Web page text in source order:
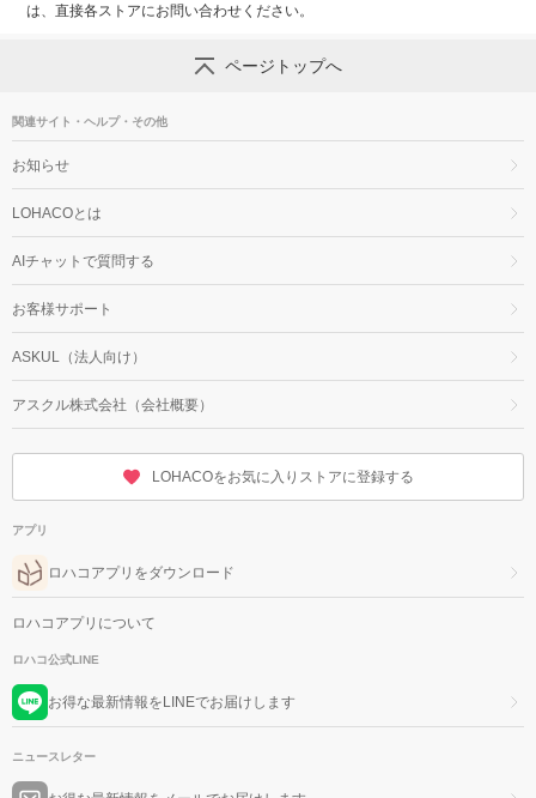
は、直接各ストアにお問い合わせください。
ページトップへ
関連サイト・ヘルプ・その他
お知らせ
LOHACOとは
AIチャットで質問する
お客様サポート
ASKUL（法人向け）
アスクル株式会社（会社概要）
LOHACOをお気に入りストアに登録する
アプリ
ロハコアプリをダウンロード
ロハコアプリについて
ロハコ公式LINE
お得な最新情報をLINEでお届けします
ニュースレター